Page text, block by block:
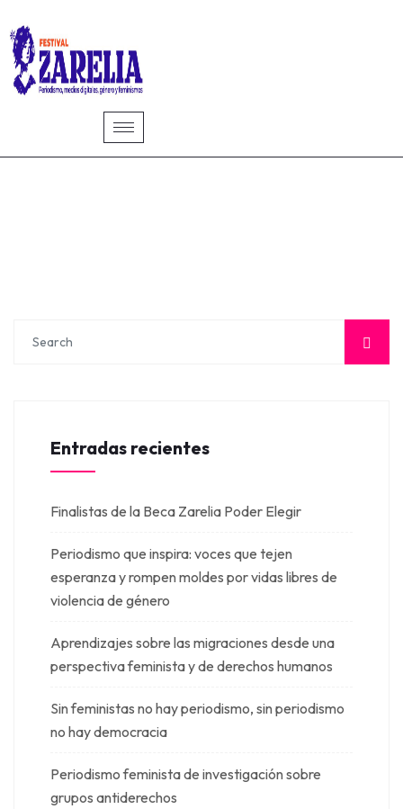
Entradas recientes
Finalistas de la Beca Zarelia Poder Elegir
Periodismo que inspira: voces que tejen
esperanza y rompen moldes por vidas libres de
violencia de género
Aprendizajes sobre las migraciones desde una
perspectiva feminista y de derechos humanos
Sin feministas no hay periodismo, sin periodismo
no hay democracia
Periodismo feminista de investigación sobre
grupos antiderechos